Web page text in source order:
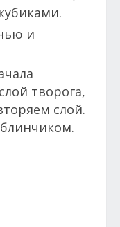
и
творога,
слой.